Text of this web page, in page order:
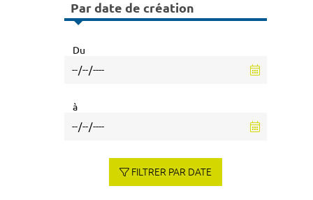
Par date de création
Du
à
FILTRER PAR DATE